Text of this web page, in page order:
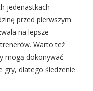
jedenastkach
przed pierwszym
na lepsze
Warto też
mogą dokonywać
gry, dlatego śledzenie